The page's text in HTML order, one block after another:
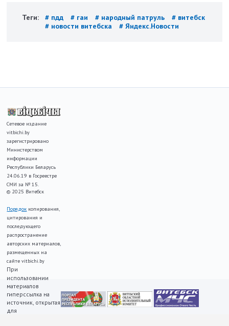
Теги: # пдд # гаи # народный патруль
# витебск
# новости витебска
# Яндекс.Новости
Сетевое издание
vitbichi.by
зарегистрировано
Министерством
информации
Республики Беларусь
24.06.19 в Госреестре
СМИ за № 15.
© 2025 Витебск
Порядок копирования,
цитирования и
последующего
распространение
авторских материалов,
размещенных на
сайте vitbichi.by
При
использовании
материалов
гиперссылка на
источник, открытая
для